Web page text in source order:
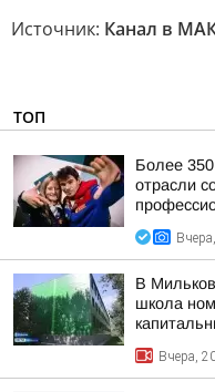
Источник: Канал в
ТОП
Более
отрасли
В
школа
Вчера,